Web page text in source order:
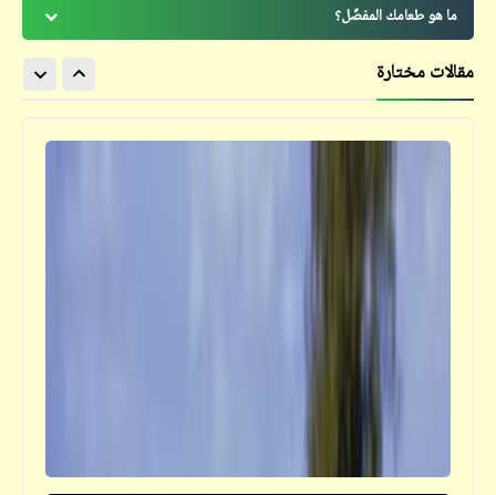
ما هو طعامك المفضّل؟
مقالات مختارة